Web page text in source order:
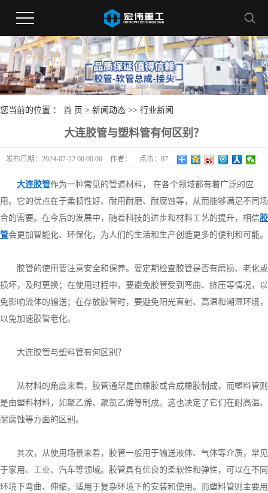
您当前的位置 ： 首 页 > 新闻动态 >> 行业新闻
大连胶管与塑料管有何区别？
发布日期： 2024-07-22 00:00:00 作者： 点击： 87
大连胶管作为一种常见的管道材料， 在各个领域都有着广泛的应
用。它的优点在于柔韧性好、耐用耐磨、耐腐蚀等，从而能够满足不同场
合的需要。在今后的发展中，随着科技的进步和材料工艺的提升，相信胶
管会更加智能化、环保化，为人们的生活和生产创造更多的便利和可能。
胶管的使用要注意安全和保养。要定期检查胶管是否有磨损、老化或
损坏，及时更换；在使用过程中，要避免胶管受到弯曲、挤压等情况，以
免影响流体的输送；在存放胶管时，要避免阳光直射、高温和潮湿环境，
以免加速胶管老化。
大连胶管与塑料管有何区别？
从材料的角度来看，胶管通常是由橡胶或合成橡胶制成，而塑料管则
是由塑料材料，如聚乙烯、聚氯乙烯等制成。这也决定了它们在耐高温、
耐腐蚀等方面的区别。
其次，从使用场景来看，胶管一般用于输送液体、气体等介质，常见
于家用、工业、汽车等领域。胶管具有优良的柔软性和弹性，可以在不同
环境下弯曲、伸缩，适用于复杂环境下的安装和使用。而塑料管则主要用